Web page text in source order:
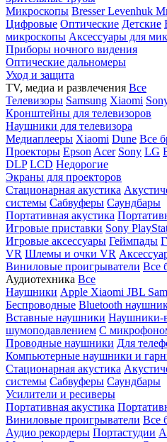
Микроскопы BresserLevenhuk
Цифровые Оптические Детские
микроскопы Аксессуары для
Приборы ночного видения
Оптические дальномеры
Уход и защита
TV, медиа и развлечения Все
Телевизоры Samsung Xiaomi
Кронштейны для телевизоров
Наушники для телевизора
Медиаплееры Xiaomi Dune Все
Проекторы Epson Acer Sony LG
DLP LCD Недорогие
Экраны для проекторов
Стационарная акустика
системы Сабвуферы Саундбары
Портативная акустика
Игровые приставки Sony
Игровые аксессуары Геймпады
VR Шлемы и очки VR
Виниловые проигрыватели Все
Аудиотехника Все
Наушники Apple Xiaomi JBL
Беспроводные Bluetooth
Вставные наушники Наушники-
шумоподавлением С
Проводные наушники Для
Компьютерные наушники и
Стационарная акустика
системы Сабвуферы Саундбары
Усилители и ресиверы
Портативная акустика
Виниловые проигрыватели Все
Аудио рекордеры Портастудии